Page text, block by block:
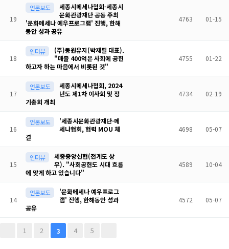
19
언론보도
세종시메세나협회-세종시
문화관광재단 공동 주최
'문화메세나 예우프로그램' 진행, 한해
동안 성과 공유
4763 01-15
18
인터뷰
(주)동원유지(박재필 대표).
"매출 400억은 사회에 공헌
하고자 하는 마음에서 비롯된 것"
4755 01-22
17
언론보도
세종시메세나협회, 2024
년도 제1차 이사회 및 정
기총회 개최
4734 02-19
16
언론보도
'세종시문화관광재단-메
세나협회, 협력 MOU 체
결
4698 05-07
15
인터뷰
세종중앙신협(전계도 상
무). "사회공헌도 시대 흐름
에 맞게 하고 있습니다"
4589 10-04
14
언론보도
'문화메세나 예우프로그
램' 진행, 한해동안 성과
공유
4572 05-07
1 2 3 4 5